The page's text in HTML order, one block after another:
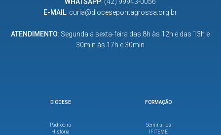
E-MAIL: curia@diocesepontagrossa.org.br
ATENDIMENTO: Segunda a sexta-feira das 8h às 12h e das 13h e
30min às 17h e 30min
DIOCESE
Padroeira
História
FORMAÇÃO
Seminários
IFITEME